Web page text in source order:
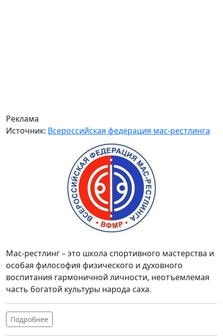
Реклама
Источник: Всероссийская федерация мас-рестлинга
Мас-рестлинг – это школа спортивного мастерства и
особая философия физического и духовного
воспитания гармоничной личности, неотъемлемая
часть богатой культуры народа саха.
Подробнее